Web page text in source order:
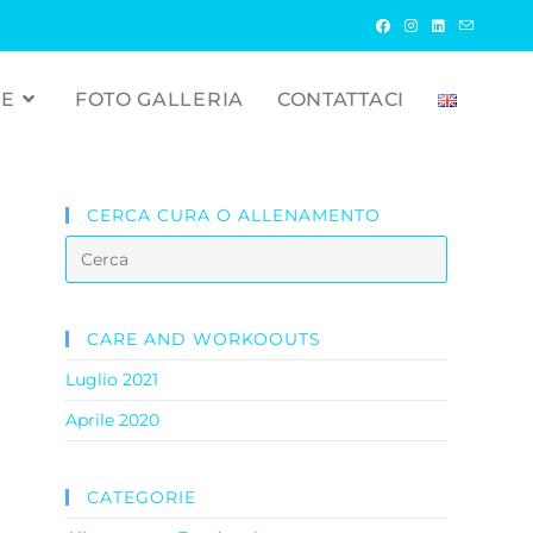
FOTO GALLERIA CONTATTACI
CERCA CURA O ALLENAMENTO
CARE AND WORKOOUTS
Luglio 2021
Aprile 2020
CATEGORIE